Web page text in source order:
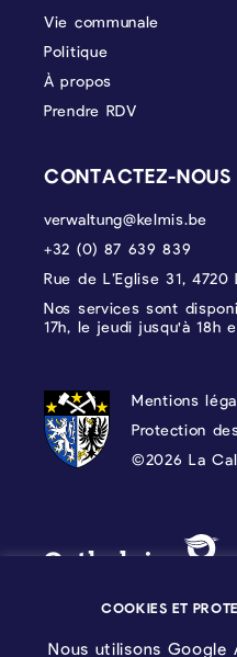
Vie communale
Politique
À propos
Prendre RDV
CONTACTEZ-NOUS
verwaltung@kelmis.be
+32 (0) 87 639 839
Rue de L’Eglise 31, 4720
Nos services sont
17h, le jeudi jusqu'à 18h
PROTECTION
Mentions
Protection
©2026 La
COOKIES ET
Nous utilisons Google